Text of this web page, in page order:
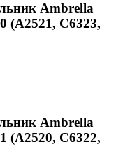
Ambrella
(A2521, C6323,
Ambrella
(A2520, C6322,